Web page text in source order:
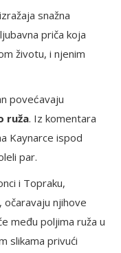
snažna
priča koja
životu, i njenim
povećavaju
ruža. Iz komentara
Kaynarce ispod
par.
i Topraku,
njihove
među poljima ruža u
slikama privući